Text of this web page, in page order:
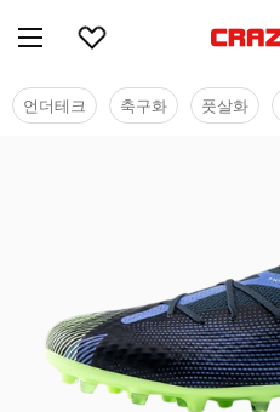
언더테크 축구화 풋살화